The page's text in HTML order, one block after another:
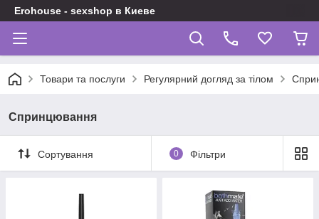
Erohouse - sexshop в Киеве
Товари та послуги Регулярний догляд за тілом
Спринцювання
Сортування 0 Фільтри